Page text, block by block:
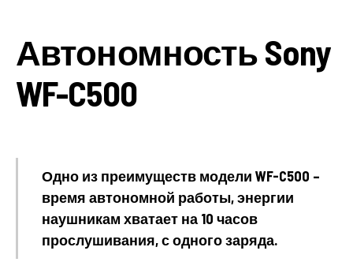
Автономность Sony
WF-C500
Одно из преимуществ модели WF-C500 –
время автономной работы, энергии
наушникам хватает на 10 часов
прослушивания, с одного заряда.